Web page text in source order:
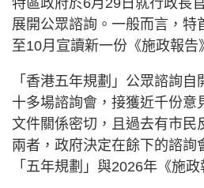
特區政府於6月29日就行政長
展開公眾諮詢。一般而言，特
至10月宣讀新一份《施政報告
「香港五年規劃」公眾諮詢
十多場諮詢會，接獲近千份意
文件關係密切，且過去有市民
兩者，政府決定在餘下的諮詢
「五年規劃」與2026年《施